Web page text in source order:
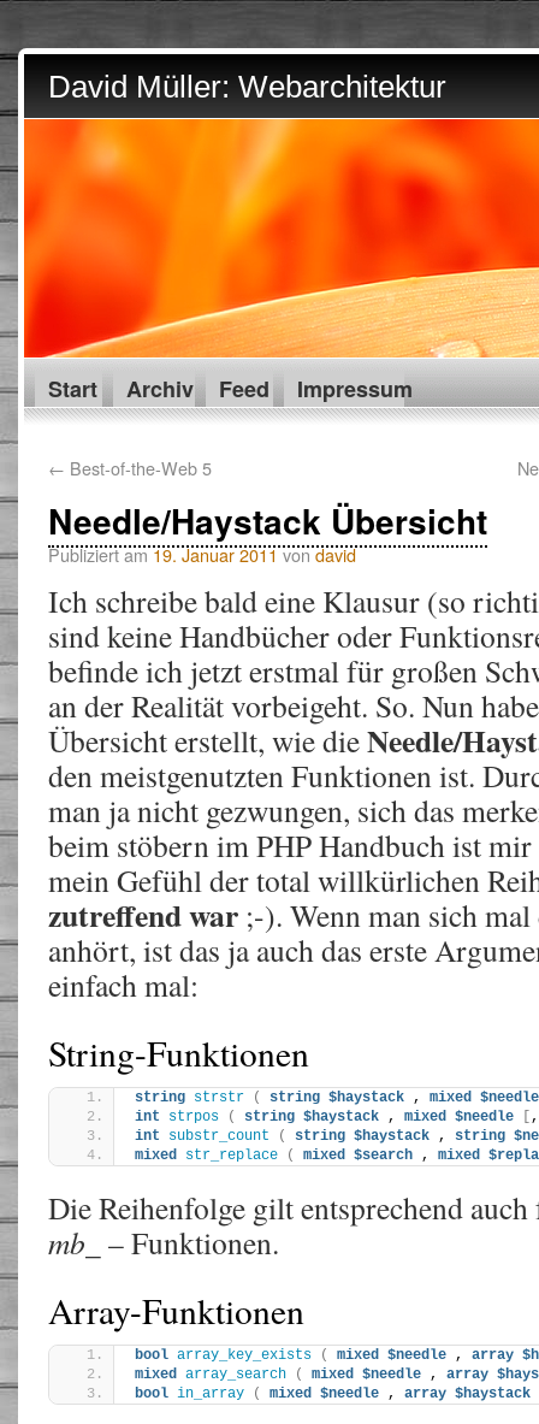
David Müller: Webarchitektur
Start Archiv Feed Impressum
← Best-of-the-Web 5
Needle/Haystack Übersicht
Publiziert am 19. Januar 2011 von david
Ich schreibe bald eine Klausur (so
sind keine Handbücher oder
befinde ich jetzt erstmal für großen
an der Realität vorbeigeht. So. Nun
Übersicht erstellt, wie dieNeedle/
den meistgenutzten Funktionen ist.
man ja nicht gezwungen, sich das
beim stöbern im PHP Handbuch ist
mein Gefühl der total willkürlichen
zutreffend war ;-). Wenn man sich
anhört, ist das ja auch das erste
einfach mal:
String-Funktionen
string strstr ( string $haystack , mixed $needle
int
strpos ( string $haystack , mixed $needle
int
substr_count ( string $haystack , string
mixed str_replace ( mixed $search , mixed
Die Reihenfolge gilt entsprechend
mb_ – Funktionen.
Array-Funktionen
bool array_key_exists ( mixed $needle , array
mixed array_search ( mixed $needle , array
bool in_array ( mixed $needle , array $haystack